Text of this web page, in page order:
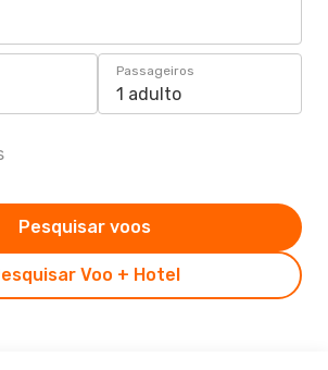
Passageiros
1 adulto
Voo + Hotel
Pesquisar voos